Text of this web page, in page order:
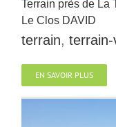
Terrain près de La
Le Clos DAVID
terrain, terrain-
EN SAVOIR PLUS